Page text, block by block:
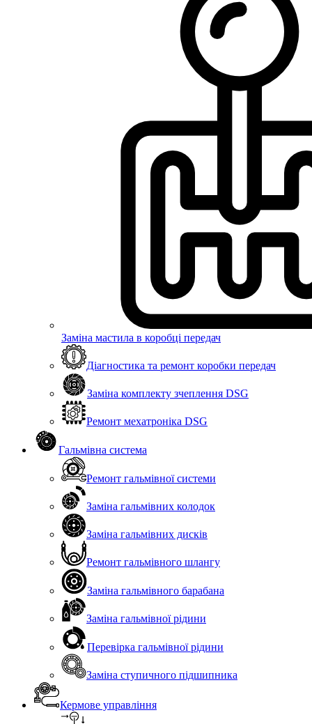
Заміна мастила в коробці передач
Діагностика та ремонт коробки передач
Заміна комплекту зчеплення DSG
Ремонт мехатроніка DSG
Гальмівна система
Ремонт гальмівної системи
Заміна гальмівних колодок
Заміна гальмівних дисків
Ремонт гальмівного шлангу
Заміна гальмівного барабана
Заміна гальмівної рідини
Перевірка гальмівної рідини
Заміна ступичного підшипника
Кермове управління